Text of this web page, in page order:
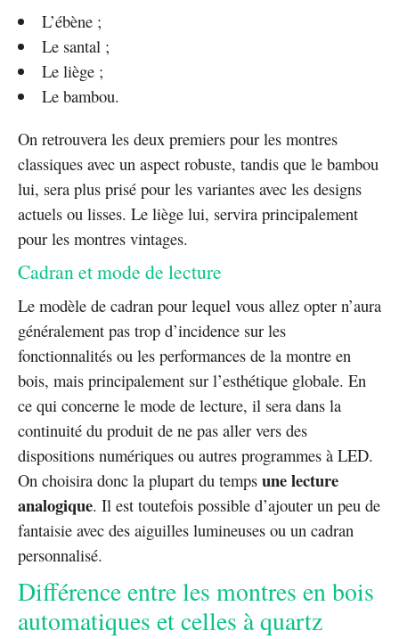
L’ébène ;
Le santal ;
Le liège ;
Le bambou.
On retrouvera les deux premiers pour les montres
classiques avec un aspect robuste, tandis que le bambou
lui, sera plus prisé pour les variantes avec les designs
actuels ou lisses. Le liège lui, servira principalement
pour les montres vintages.
Cadran et mode de lecture
Le modèle de cadran pour lequel vous allez opter n’aura
généralement pas trop d’incidence sur les
fonctionnalités ou les performances de la montre en
bois, mais principalement sur l’esthétique globale. En
ce qui concerne le mode de lecture, il sera dans la
continuité du produit de ne pas aller vers des
dispositions numériques ou autres programmes à LED.
On choisira donc la plupart du temps une lecture
analogique. Il est toutefois possible d’ajouter un peu de
fantaisie avec des aiguilles lumineuses ou un cadran
personnalisé.
Différence entre les montres en bois
automatiques et celles à quartz